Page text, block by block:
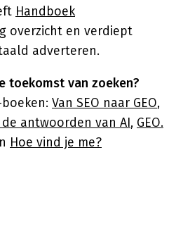
Handboek
overzicht en verdiept
adverteren.
toekomst van zoeken?
Van SEO naar GEO,
de antwoorden van AI, GEO.
Hoe vind je me?